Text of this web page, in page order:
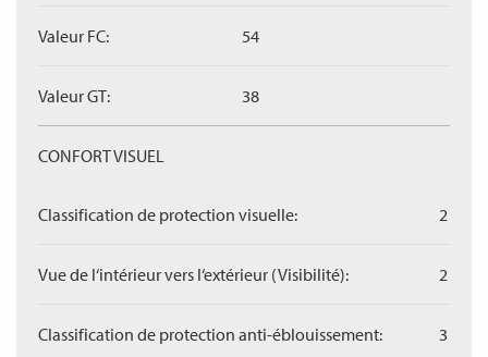
Valeur FC: 54
Valeur GT: 38
CONFORT VISUEL
Classification de protection visuelle: 2
Vue de l‘intérieur vers l‘extérieur (Visibilité): 2
Classification de protection anti-éblouissement: 3